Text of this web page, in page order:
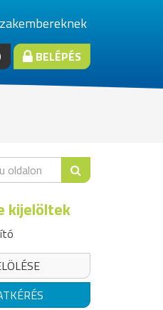
BELÉPÉS
kijelöltek